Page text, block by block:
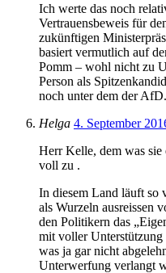
Ich werte das noch
Vertrauensbeweis für
zukünftigen
basiert vermutlich auf
Pomm – wohl nicht zu
Person als
noch unter dem der AfD.
Helga 4. September
Herr Kelle, dem was sie
voll zu .
In diesem Land läuft so
als Wurzeln ausreissen
den Politikern das
mit voller Unterstützung
was ja gar nicht
Unterwerfung verlangt